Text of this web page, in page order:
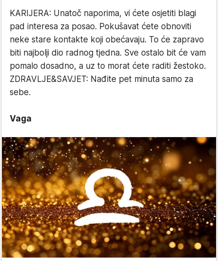
KARIJERA: Unatoč naporima, vi ćete osjetiti blagi
pad interesa za posao. Pokušavat ćete obnoviti
neke stare kontakte koji obećavaju. To će zapravo
biti najbolji dio radnog tjedna. Sve ostalo bit će vam
pomalo dosadno, a uz to morat ćete raditi žestoko.
ZDRAVLJE&SAVJET: Nađite pet minuta samo za
sebe.
Vaga